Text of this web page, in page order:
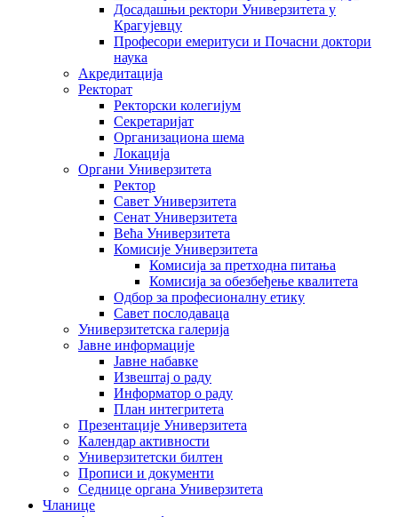
Досадашњи ректори Универзитета у
Крагујевцу
Професори емеритуси и Почасни доктори
наука
Акредитација
Ректорат
Ректорски колегијум
Секретаријат
Организациона шема
Локација
Органи Универзитета
Ректор
Савет Универзитета
Сенат Универзитета
Већа Универзитета
Комисије Универзитета
Комисија за претходна питања
Комисија за обезбеђење квалитета
Одбор за професионалну етику
Савет послодаваца
Универзитетска галерија
Јавне информације
Јавне набавке
Извештај о раду
Информатор о раду
План интегритета
Презентације Универзитета
Календар активности
Универзитетски билтен
Прописи и документи
Седнице органа Универзитета
Чланице